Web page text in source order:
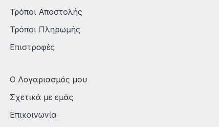
Τρόποι Αποστολής
Τρόποι Πληρωμής
Επιστροφές
Ο Λογαριασμός μου
Σχετικά με εμάς
Επικοινωνία